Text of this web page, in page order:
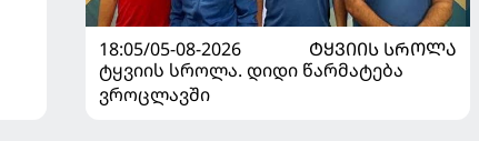
18:05/05-08-2026
ᲢᲧᲕᲘᲘᲡ ᲡᲠᲝᲚᲐ
ტყვიის სროლა. დიდი წარმატება
ვროცლავში